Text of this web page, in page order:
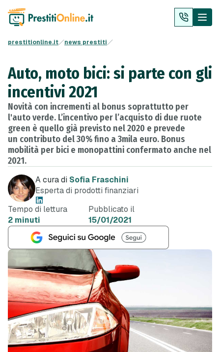
prestitionline.it news prestiti
Auto, moto bici: si parte con gli
incentivi 2021
Novità con incrementi al bonus soprattutto per
l'auto verde. L’incentivo per l’acquisto di due ruote
green è quello già previsto nel 2020 e prevede
un contributo del 30% fino a 3mila euro. Bonus
mobilità per bici e monopattini confermato anche nel
2021.
A cura di Sofia Fraschini
Esperta di prodotti finanziari
Tempo di lettura
2 minuti
Pubblicato il
15/01/2021